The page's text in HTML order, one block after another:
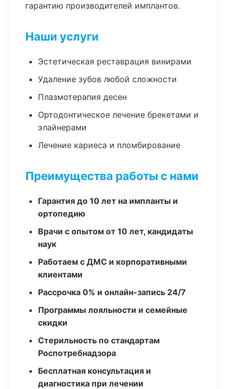
гарантию производителей имплантов.
Наши услуги
Эстетическая реставрация винирами
Удаление зубов любой сложности
Плазмотерапия десен
Ортодонтическое лечение брекетами и
элайнерами
Лечение кариеса и пломбирование
Преимущества работы с нами
Гарантия до 10 лет на импланты и
ортопедию
Врачи с опытом от 10 лет, кандидаты
наук
Работаем с ДМС и корпоративными
клиентами
Рассрочка 0% и онлайн-запись 24/7
Программы лояльности и семейные
скидки
Стерильность по стандартам
Роспотребнадзора
Бесплатная консультация и
диагностика при лечении